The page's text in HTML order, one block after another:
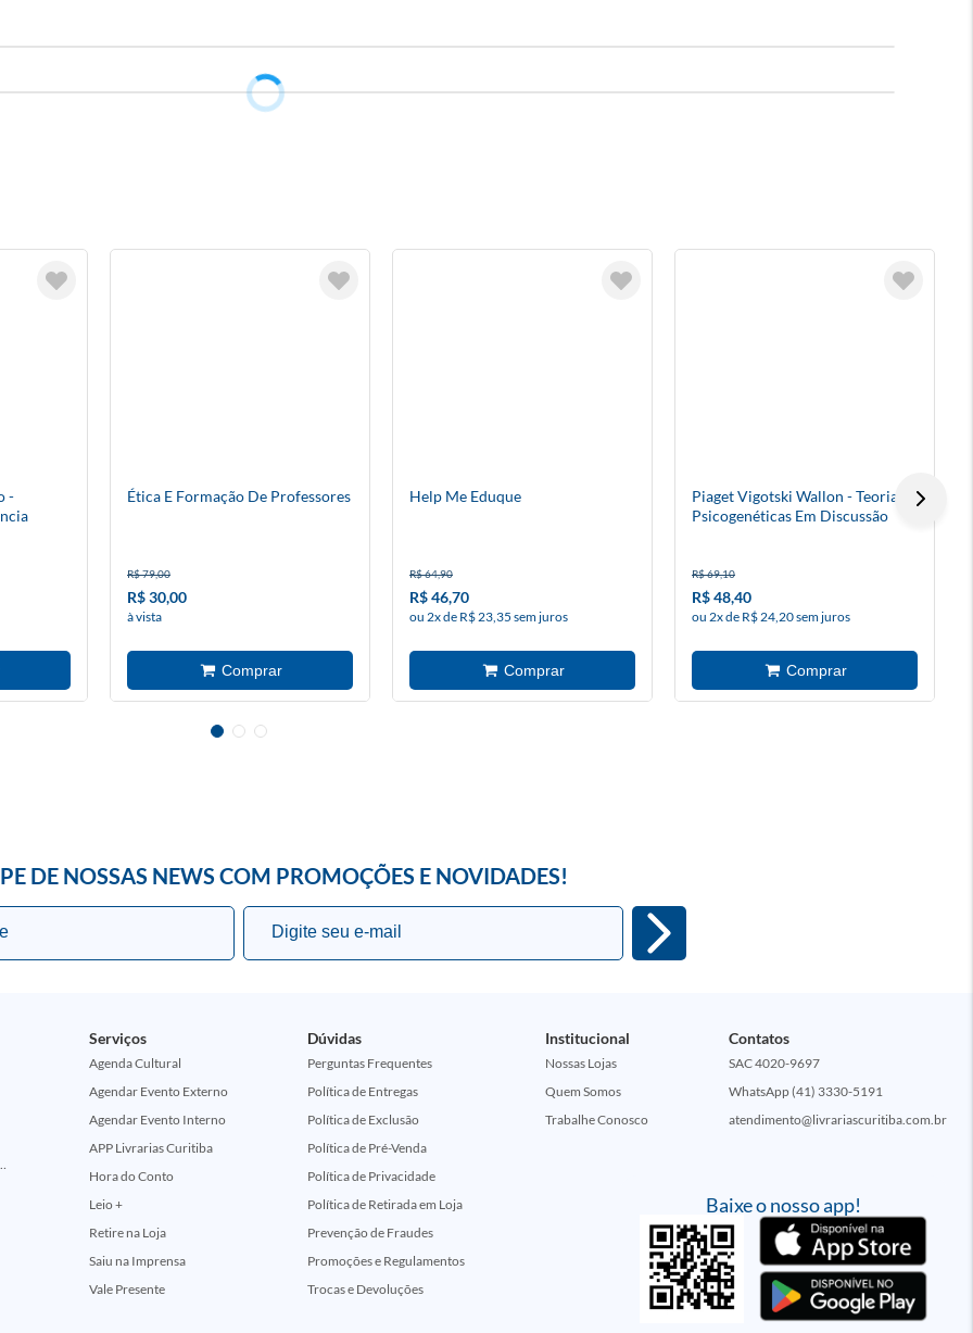
-
Ética E Formação De Professores
R$ 79,00
R$ 30,00
à vista
Help Me Eduque
R$ 64,90
R$ 46,70
ou 2x de R$ 23,35 sem juros
Piaget Vigotski Wallon - Teorias
Psicogenéticas Em Discussão
R$ 69,10
R$ 48,40
ou 2x de R$ 24,20 sem juros
DE NOSSAS NEWS COM PROMOÇÕES E NOVIDADES!
Baixe o nosso app!
(Encontros Clássicos Dc E Marvel)
Serviços
Agenda Cultural
Agendar Evento Externo
Agendar Evento Interno
APP Livrarias Curitiba
Hora do Conto
Leio +
Retire na Loja
Saiu na Imprensa
Vale Presente
Dúvidas
Perguntas Frequentes
Política de Entregas
Política de Exclusão
Política de Pré-Venda
Política de Privacidade
Política de Retirada em Loja
Prevenção de Fraudes
Promoções e Regulamentos
Trocas e Devoluções
Institucional
Nossas Lojas
Quem Somos
Trabalhe Conosco
Contatos
SAC 4020-9697
WhatsApp (41) 3330-5191
atendimento@livrariascuritiba.com.br